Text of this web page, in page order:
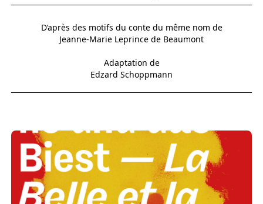
D’après des motifs du conte du même nom de
Jeanne-Marie Leprince de Beaumont
Adaptation de
Edzard Schoppmann